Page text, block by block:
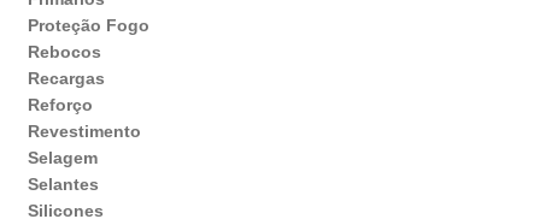
Proteção Fogo
Rebocos
Recargas
Reforço
Revestimento
Selagem
Selantes
Silicones